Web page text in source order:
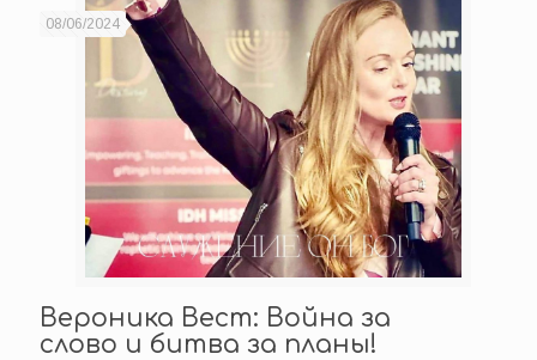
08/06/2024
Вероника Вест: Война за
слово и битва за планы!